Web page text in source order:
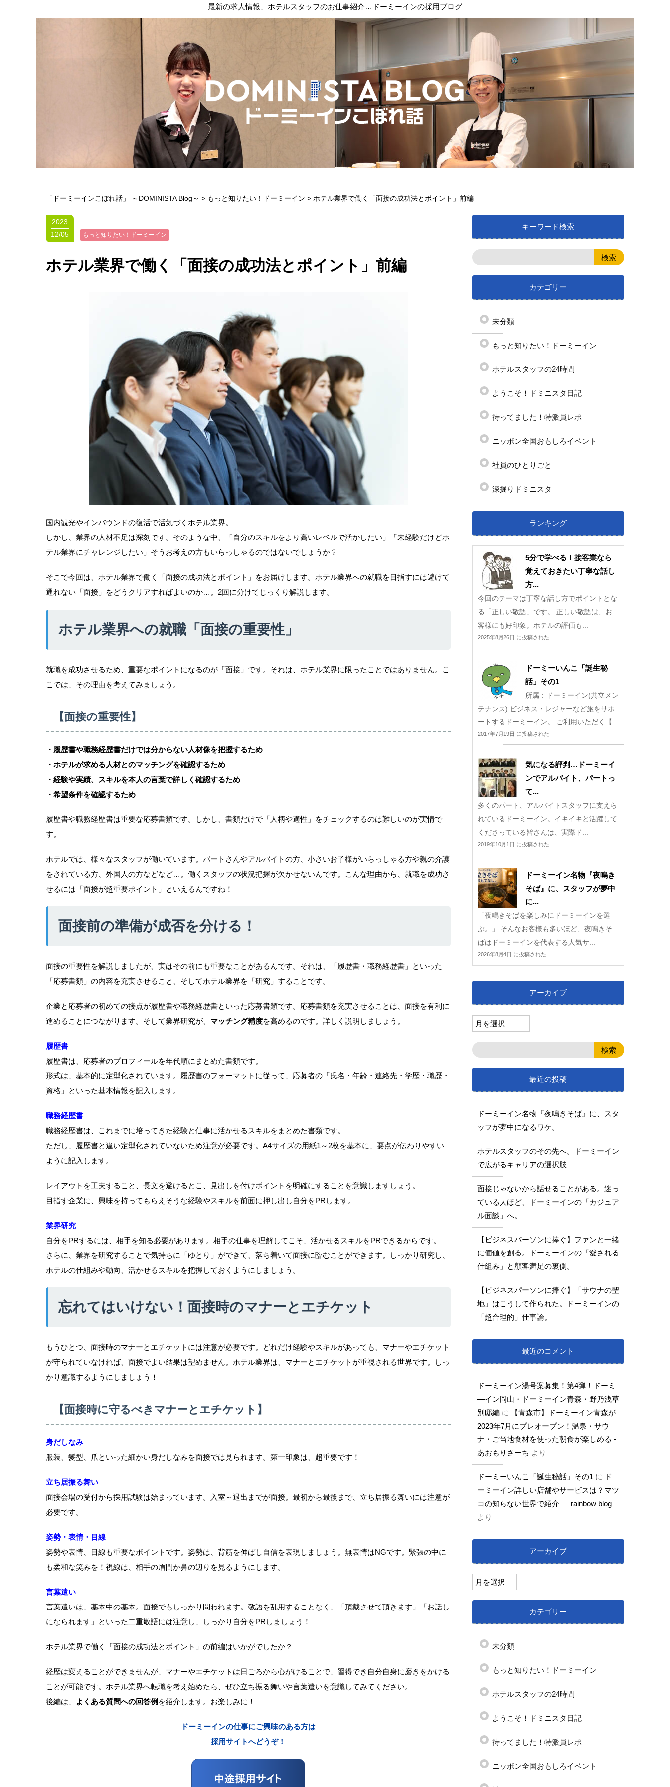
最新の求人情報、ホテルスタッフのお仕事紹介…ドーミーインの採用ブログ
「ドーミーインこぼれ話」 ～DOMINISTA Blog～ > もっと知りたい！ドーミーイン > ホテル業界で働く「面接の成功法とポイント」前編
2023
12/05
もっと知りたい！ドーミーイン
ホテル業界で働く「面接の成功法とポイント」前編
国内観光やインバウンドの復活で活気づくホテル業界。
しかし、業界の人材不足は深刻です。そのような中、「自分のスキルをより高いレベルで活かしたい」「未経験だけどホ
テル業界にチャレンジしたい」そうお考えの方もいらっしゃるのではないでしょうか？
そこで今回は、ホテル業界で働く「面接の成功法とポイント」をお届けします。ホテル業界への就職を目指すには避けて
通れない「面接」をどうクリアすればよいのか…。2回に分けてじっくり解説します。
ホテル業界への就職「面接の重要性」
就職を成功させるため、重要なポイントになるのが「面接」です。それは、ホテル業界に限ったことではありません。こ
こでは、その理由を考えてみましょう。
【面接の重要性】
・履歴書や職務経歴書だけでは分からない人材像を把握するため
・ホテルが求める人材とのマッチングを確認するため
・経験や実績、スキルを本人の言葉で詳しく確認するため
・希望条件を確認するため
履歴書や職務経歴書は重要な応募書類です。しかし、書類だけで「人柄や適性」をチェックするのは難しいのが実情で
す。
ホテルでは、様々なスタッフが働いています。パートさんやアルバイトの方、小さいお子様がいらっしゃる方や親の介護
をされている方、外国人の方などなど…。働くスタッフの状況把握が欠かせないんです。こんな理由から、就職を成功さ
せるには「面接が超重要ポイント」といえるんですね！
面接前の準備が成否を分ける！
面接の重要性を解説しましたが、実はその前にも重要なことがあるんです。それは、「履歴書・職務経歴書」といった
「応募書類」の内容を充実させること、そしてホテル業界を「研究」することです。
企業と応募者の初めての接点が履歴書や職務経歴書といった応募書類です。応募書類を充実させることは、面接を有利に
進めることにつながります。そして業界研究が、 マッチング精度を高めるのです。詳しく説明しましょう。
履歴書
履歴書は、応募者のプロフィールを年代順にまとめた書類です。
形式は、基本的に定型化されています。履歴書のフォーマットに従って、応募者の「氏名・年齢・連絡先・学歴・職歴・
資格」といった基本情報を記入します。
職務経歴書
職務経歴書は、これまでに培ってきた経験と仕事に活かせるスキルをまとめた書類です。
ただし、履歴書と違い定型化されていないため注意が必要です。A4サイズの用紙1～2枚を基本に、要点が伝わりやすい
ように記入します。
レイアウトを工夫すること、長文を避けるとこ、見出しを付けポイントを明確にすることを意識しますしょう。
目指す企業に、興味を持ってもらえそうな経験やスキルを前面に押し出し自分をPRします。
業界研究
自分をPRするには、相手を知る必要があります。相手の仕事を理解してこそ、活かせるスキルをPRできるからです。
さらに、業界を研究することで気持ちに「ゆとり」ができて、落ち着いて面接に臨むことができます。しっかり研究し、
ホテルの仕組みや動向、活かせるスキルを把握しておくようにしましょう。
忘れてはいけない！面接時のマナーとエチケット
もうひとつ、面接時のマナーとエチケットには注意が必要です。どれだけ経験やスキルがあっても、マナーやエチケット
が守られていなければ、面接でよい結果は望めません。ホテル業界は、マナーとエチケットが重視される世界です。しっ
かり意識するようにしましょう！
【面接時に守るべきマナーとエチケット】
身だしなみ
服装、髪型、爪といった細かい身だしなみを面接では見られます。第一印象は、超重要です！
立ち居振る舞い
面接会場の受付から採用試験は始まっています。入室～退出までが面接。最初から最後まで、立ち居振る舞いには注意が
必要です。
姿勢・表情・目線
姿勢や表情、目線も重要なポイントです。姿勢は、背筋を伸ばし自信を表現しましょう。無表情はNGです。緊張の中に
も柔和な笑みを！視線は、相手の眉間か鼻の辺りを見るようにします。
言葉遣い
言葉遣いは、基本中の基本。面接でもしっかり問われます。敬語を乱用することなく、「頂戴させて頂きます」「お話し
になられます」といった二重敬語には注意し、しっかり自分をPRしましょう！
ホテル業界で働く「面接の成功法とポイント」の前編はいかがでしたか？
経歴は変えることができませんが、マナーやエチケットは日ごろから心がけることで、習得でき自分自身に磨きをかける
ことが可能です。ホテル業界へ転職を考え始めたら、ぜひ立ち振る舞いや言葉遣いを意識してみてください。
後編は、
よくある質問への回答例 を紹介します。お楽しみに！
ドーミーインの仕事にご興味のある方は
採用サイトへどうぞ！
キーワード検索
カテゴリー
未分類
もっと知りたい！ドーミーイン
ホテルスタッフの24時間
ようこそ！ドミニスタ日記
待ってました！特派員レポ
ニッポン全国おもしろイベント
社員のひとりごと
深掘りドミニスタ
ランキング
5分で学べる！接客業なら
覚えておきたい丁寧な話し
方...
今回のテーマは丁寧な話し方でポイントとな
る「正しい敬語」です。 正しい敬語は、お
客様にも好印象。ホテルの評価も...
2025年8月26日 に投稿された
ドーミーいんこ「誕生秘
話」その1
所属：ドーミーイン(共立メン
テナンス) ビジネス・レジャーなど旅をサポ
ートするドーミーイン。 ご利用いただく【...
2017年7月19日 に投稿された
気になる評判…ドーミーイ
ンでアルバイト、パートっ
て...
多くのパート、アルバイトスタッフに支えら
れているドーミーイン。イキイキと活躍して
くださっている皆さんは、実際ド...
2019年10月1日 に投稿された
ドーミーイン名物『夜鳴き
そば』に、スタッフが夢中
に...
「夜鳴きそばを楽しみにドーミーインを選
ぶ。」 そんなお客様も多いほど、夜鳴きそ
ばはドーミーインを代表する人気サ...
2026年8月4日 に投稿された
アーカイブ
最近の投稿
ドーミーイン名物『夜鳴きそば』に、スタ
ッフが夢中になるワケ。
ホテルスタッフのその先へ。ドーミーイン
で広がるキャリアの選択肢
面接じゃないから話せることがある。迷っ
ている人ほど、ドーミーインの「カジュア
ル面談」へ。
【ビジネスパーソンに捧ぐ】ファンと一緒
に価値を創る。ドーミーインの「愛される
仕組み」と顧客満足の裏側。
【ビジネスパーソンに捧ぐ】「サウナの聖
地」はこうして作られた。ドーミーインの
「超合理的」仕事論。
最近のコメント
ドーミーイン湯号案募集！第4弾！ドーミ
―イン岡山・ドーミーイン青森・野乃浅草
別邸編に
【青森市】ドーミーイン青森が
2023年7月にプレオープン！温泉・サウ
ナ・ご当地食材を使った朝食が楽しめる -
あおもりさーち より
ドーミーいんこ「誕生秘話」その1 に
ド
ーミーイン詳しい店舗やサービスは？マツ
コの知らない世界で紹介 ｜ rainbow blog
より
アーカイブ
カテゴリー
未分類
もっと知りたい！ドーミーイン
ホテルスタッフの24時間
ようこそ！ドミニスタ日記
待ってました！特派員レポ
ニッポン全国おもしろイベント